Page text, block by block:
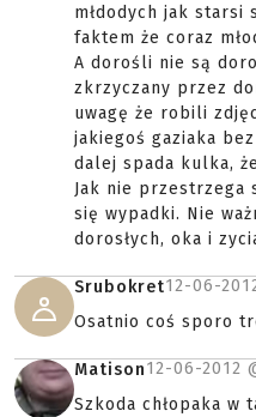
młdodych jak starsi
faktem że coraz
A dorośli nie są
zkrzyczany przez
uwagę że robili
jakiegoś gaziaka
dalej spada kulka,
Jak nie przestrzega
się wypadki. Nie
dorosłych, oka i
Srubokret12-06-
Osatnio coś sporo
Matison12-06-2012
Szkoda chłopaka w